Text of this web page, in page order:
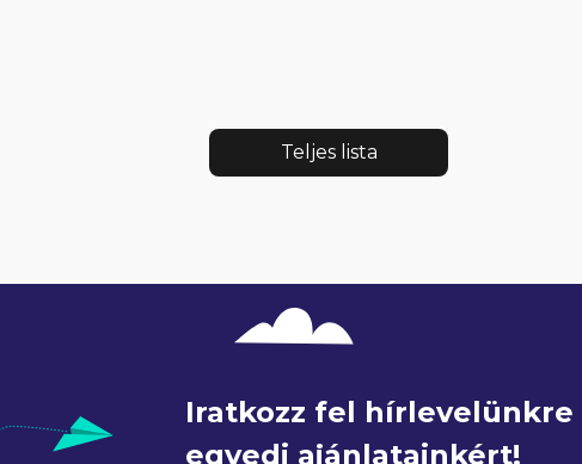
Teljes lista
Iratkozz fel hírlevelünkre
egyedi ajánlatainkért!